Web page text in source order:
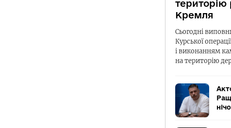
територію
Кремля
Сьогодні
Курської
і виконанням
на територію